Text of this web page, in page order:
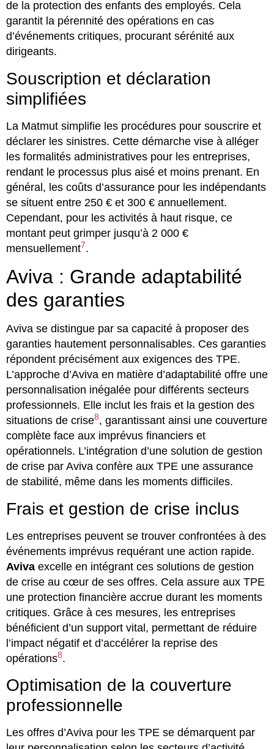
de la protection des enfants des employés. Cela
garantit la pérennité des opérations en cas
d’événements critiques, procurant sérénité aux
dirigeants.
Souscription et déclaration
simplifiées
La Matmut simplifie les procédures pour souscrire et
déclarer les sinistres. Cette démarche vise à alléger
les formalités administratives pour les entreprises,
rendant le processus plus aisé et moins prenant. En
général, les coûts d’assurance pour les indépendants
se situent entre 250 € et 300 € annuellement.
Cependant, pour les activités à haut risque, ce
montant peut grimper jusqu’à 2 000 €
mensuellement7.
Aviva : Grande adaptabilité
des garanties
Aviva se distingue par sa capacité à proposer des
garanties hautement personnalisables. Ces garanties
répondent précisément aux exigences des TPE.
L’approche d’Aviva en matière d’adaptabilité offre une
personnalisation inégalée pour différents secteurs
professionnels. Elle inclut les frais et la gestion des
situations de crise8, garantissant ainsi une couverture
complète face aux imprévus financiers et
opérationnels. L’intégration d’une solution de gestion
de crise par Aviva confère aux TPE une assurance
de stabilité, même dans les moments difficiles.
Frais et gestion de crise inclus
Les entreprises peuvent se trouver confrontées à des
événements imprévus requérant une action rapide.
Aviva excelle en intégrant ces solutions de gestion
de crise au cœur de ses offres. Cela assure aux TPE
une protection financière accrue durant les moments
critiques. Grâce à ces mesures, les entreprises
bénéficient d’un support vital, permettant de réduire
l’impact négatif et d’accélérer la reprise des
opérations8.
Optimisation de la couverture
professionnelle
Les offres d’Aviva pour les TPE se démarquent par